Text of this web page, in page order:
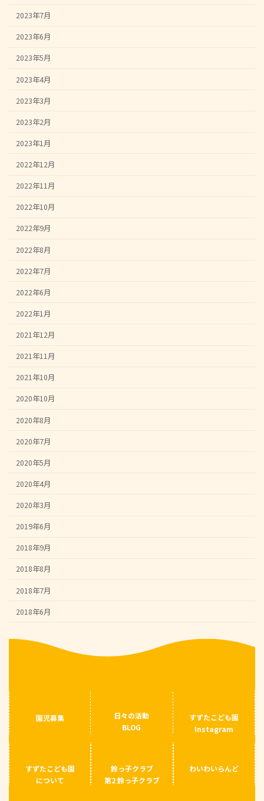
2023年7月
2023年6月
2023年5月
2023年4月
2023年3月
2023年2月
2023年1月
2022年12月
2022年11月
2022年10月
2022年9月
2022年8月
2022年7月
2022年6月
2022年1月
2021年12月
2021年11月
2021年10月
2020年10月
2020年8月
2020年7月
2020年5月
2020年4月
2020年3月
2019年6月
2018年9月
2018年8月
2018年7月
2018年6月
園児募集
日々の活動
BLOG
すずたこども園
Instagram
すずたこども園
について
鈴っ子クラブ
第2 鈴っ子クラブ
わいわいらんど